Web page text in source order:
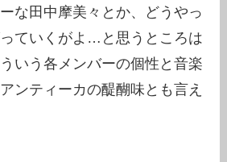
な田中摩美々とか、どうやっ
ていくがよ…と思うところは
いう各メンバーの個性と音楽
ンティーカの醍醐味とも言え